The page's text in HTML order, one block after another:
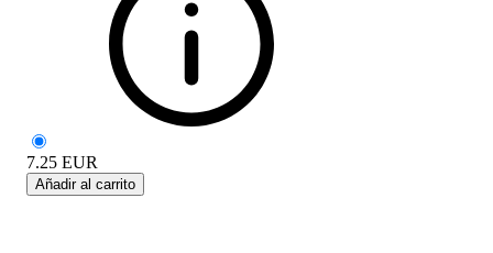
7.25 EUR
Añadir al carrito